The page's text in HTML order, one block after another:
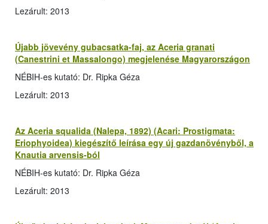
Lezárult: 2013
Újabb jövevény gubacsatka-faj, az Aceria granati
(Canestrini et Massalongo) megjelenése Magyarországon
NÉBIH-es kutató: Dr. Ripka Géza
Lezárult: 2013
Az Aceria squalida (Nalepa, 1892) (Acari: Prostigmata:
Eriophyoidea) kiegészítő leírása egy új gazdanövényből, a
Knautia arvensis-ból
NÉBIH-es kutató: Dr. Ripka Géza
Lezárult: 2013